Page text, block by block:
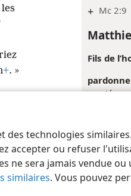
technologies
accepter ou refuser
sera jamais vendue
similaires. Vous pouvez
+ Mc 2:9
Fils de
que Jésus
Renvois
+ Mc
+. »
Règles de confidentialité